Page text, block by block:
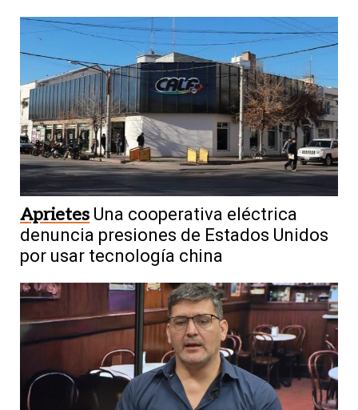
Aprietes Una cooperativa eléctrica
denuncia presiones de Estados Unidos
por usar tecnología china